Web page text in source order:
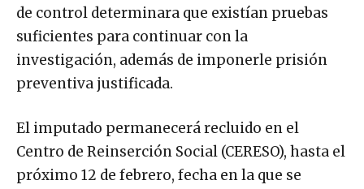
de control determinara que existían pruebas
suficientes para continuar con la
investigación, además de imponerle prisión
preventiva justificada.
El imputado permanecerá recluido en el
Centro de Reinserción Social (CERESO), hasta el
próximo 12 de febrero, fecha en la que se